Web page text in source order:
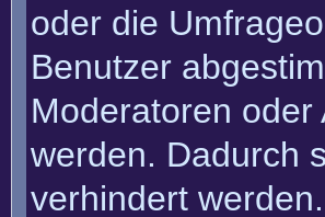
oder die
Benutzer
Moderatoren
werden. Dadurch
verhindert werden.